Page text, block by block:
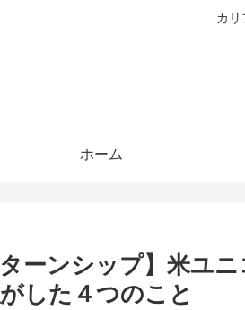
カリ
ホーム
ターンシップ】米ユ
した４つのこと